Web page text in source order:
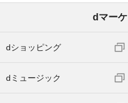
dマー
dショッピング
dミュージック